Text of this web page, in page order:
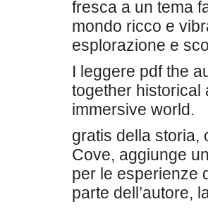
fresca a un tema
mondo ricco e
esplorazione e
I leggere pdf the
together historical
immersive world.
gratis della storia,
Cove, aggiunge
per le esperienze
parte dell’autore,